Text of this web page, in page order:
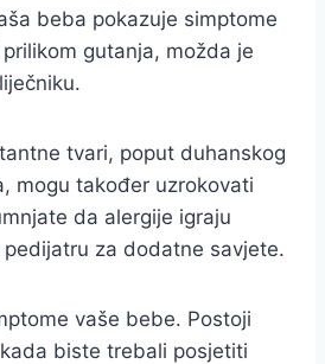
beba pokazuje simptome
gutanja, možda je
tvari, poput duhanskog
mogu također uzrokovati
da alergije igraju
za dodatne savjete.
vaše bebe. Postoji
biste trebali posjetiti